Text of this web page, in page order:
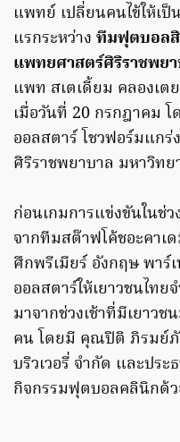
แพทย์ เปลี่ยนคนไข้ให้เป็
แรกระหว่าง ทีมฟุตบอล
แพทยศาสตร์ศิริราชพย
แพท สเตเดี้ยม คลองเต
เมื่อวันที่ 20 กรกฎาคม
ออลสตาร์ โชวฟอร์มแก
ศิริราชพยาบาล มหาวิท
ก่อนเกมการแข่งขันในช่
จากทีมสต๊าฟโค้ชอะคาเ
ศึกพรีเมียร์ อังกฤษ พาร์
ออลสตาร์ให้เยาวชนไท
มาจากช่วงเช้าที่มีเยาว
คน โดยมี คุณปิติ ภิรมย์
บริวเวอรี่ จำกัด และปร
กิจกรรมฟุตบอลคลินิกด้